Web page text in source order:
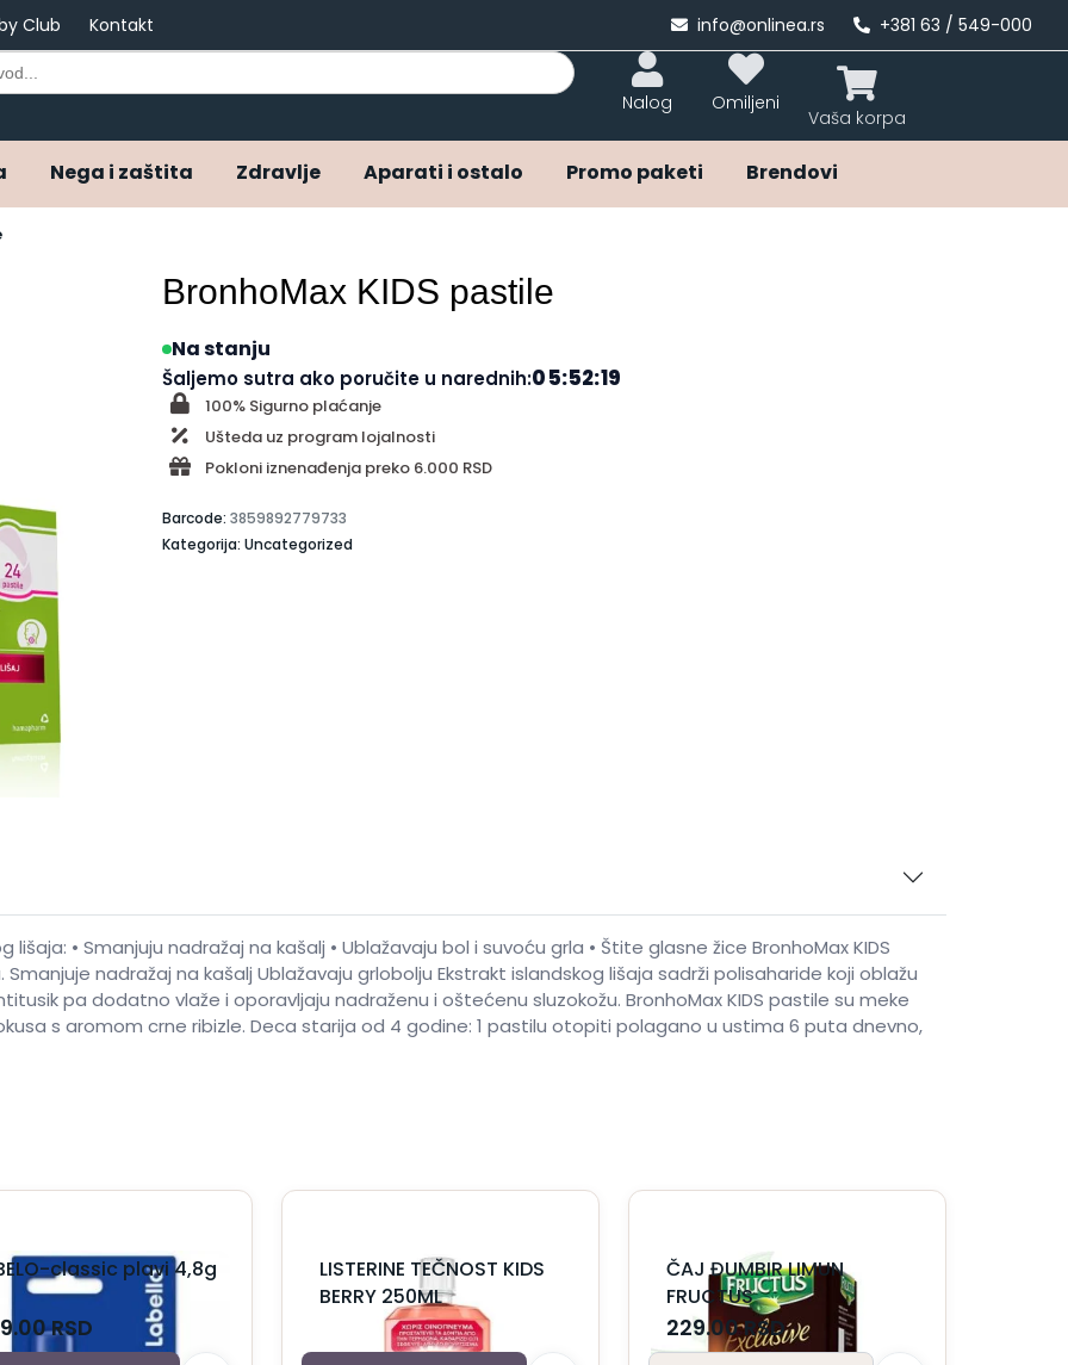
Club Kontakt info@onlinea.rs +381 63 / 549-000
Nalog Omiljeni
Nega i zaštita Zdravlje Aparati i ostalo Promo paketi
Brendovi
BronhoMax KIDS pastile
Na stanju
Šaljemo sutra ako poručite u narednih:05:52:18
100% Sigurno plaćanje
Ušteda uz program lojalnosti
Pokloni iznenađenja preko 6.000 RSD
Barcode:3859892779733
Kategorija: Uncategorized
• Smanjuju nadražaj na kašalj • Ublažavaju bol i suvoću grla • Štite glasne žice BronhoMax KIDS
nadražaj na kašalj Ublažavaju grlobolju Ekstrakt islandskog lišaja sadrži polisaharide koji oblažu
pa dodatno vlaže i oporavljaju nadraženu i oštećenu sluzokožu. BronhoMax KIDS pastile su meke
s aromom crne ribizle. Deca starija od 4 godine: 1 pastilu otopiti polagano u ustima 6 puta dnevno,
classic plavi 4,8g
RSD
LISTERINE TEČNOST KIDS
BERRY 250ML
ČAJ ĐUMBIR LIMUN
FRUCTUS
229.00RSD